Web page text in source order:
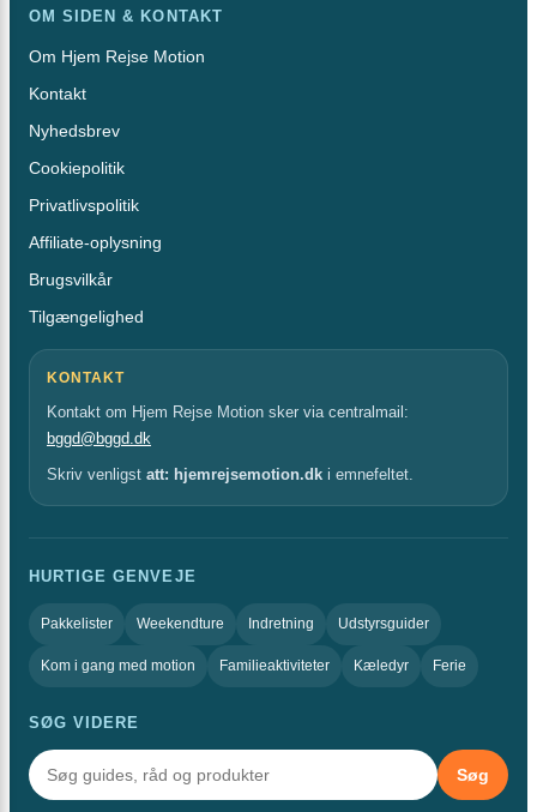
OM SIDEN & KONTAKT
Om Hjem Rejse Motion
Kontakt
Nyhedsbrev
Cookiepolitik
Privatlivspolitik
Affiliate-oplysning
Brugsvilkår
Tilgængelighed
KONTAKT
Kontakt om Hjem Rejse Motion sker via centralmail:
bggd@bggd.dk
Skriv venligst att: hjemrejsemotion.dk i emnefeltet.
HURTIGE GENVEJE
Pakkelister Weekendture Indretning Udstyrsguider
Kom i gang med motion Familieaktiviteter Kæledyr Ferie
SØG VIDERE
Søg